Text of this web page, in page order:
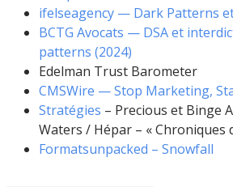
ifelseagency — Dark Patterns
BCTG Avocats — DSA et
patterns (2024)
Edelman Trust Barometer
CMSWire — Stop Marketing,
Stratégies – Precious et Binge
Waters / Hépar – « Chroniques
Formatsunpacked – Snowfall